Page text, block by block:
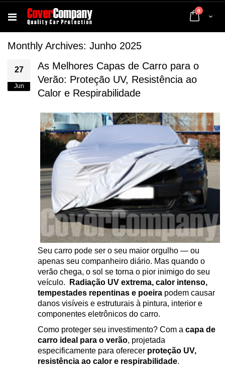
Cart
0 artigos
Monthly Archives: Junho 2025
27
Jun
As Melhores Capas de Carro para o
Verão: Proteção UV, Resistência ao
Calor e Respirabilidade
Seu carro pode ser o seu maior orgulho — ou
apenas seu companheiro diário. Mas quando o
verão chega, o sol se torna o pior inimigo do seu
veículo.
Radiação UV extrema, calor intenso,
tempestades repentinas e poeira podem causar
danos visíveis e estruturais à pintura, interior e
componentes eletrônicos do carro.
Como proteger seu investimento? Com a capa de
carro ideal para o verão, projetada
especificamente para oferecer proteção UV,
resistência ao calor e respirabilidade.